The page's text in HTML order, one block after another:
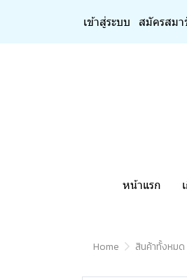
เข้าสู่ระบบ สมัครสมา
หน้าแรก
Home สินค้าทั้งหมด